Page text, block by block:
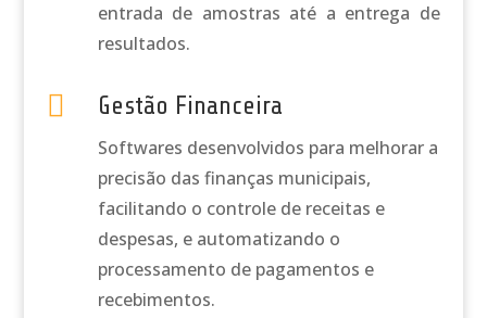
entrada de amostras até a entrega de
resultados.
 Gestão Financeira
Softwares desenvolvidos para melhorar a
precisão das finanças municipais,
facilitando o controle de receitas e
despesas, e automatizando o
processamento de pagamentos e
recebimentos.